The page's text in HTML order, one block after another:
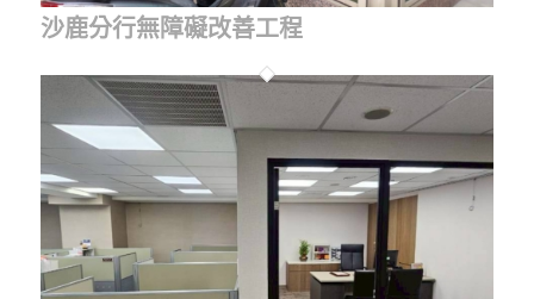
沙鹿分行無障礙改善工程